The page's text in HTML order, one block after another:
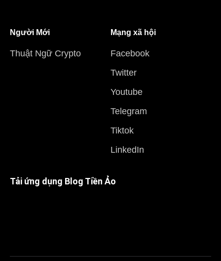
Người Mới
Thuật Ngữ Crypto
Mạng xã hội
Facebook
Twitter
Youtube
Telegram
Tiktok
LinkedIn
Tải ứng dụng Blog Tiền Ảo